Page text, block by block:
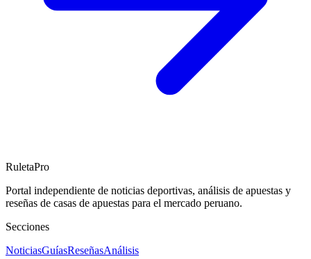
RuletaPro
Portal independiente de noticias deportivas, análisis de apuestas y
reseñas de casas de apuestas para el mercado peruano.
Secciones
NoticiasGuíasReseñasAnálisis